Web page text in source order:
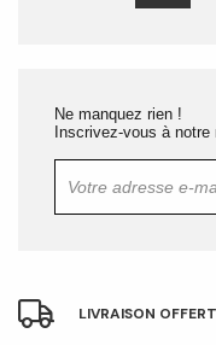
Ne manquez rien !
Inscrivez-vous à notre
LIVRAISON